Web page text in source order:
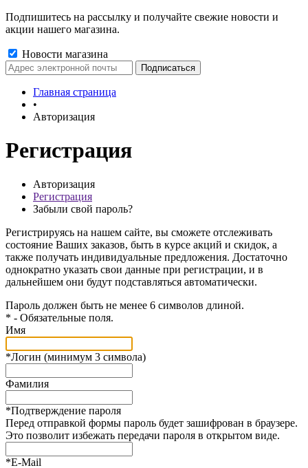
Подпишитесь на рассылку и получайте свежие новости и
акции нашего магазина.
Новости магазина
Главная страница
•
Авторизация
Регистрация
Авторизация
Регистрация
Забыли свой пароль?
Регистрируясь на нашем сайте, вы сможете отслеживать
состояние Ваших заказов, быть в курсе акций и скидок, а
также получать индивидуальные предложения. Достаточно
однократно указать свои данные при регистрации, и в
дальнейшем они будут подставляться автоматически.
Пароль должен быть не менее 6 символов длиной.
* - Обязательные поля.
Имя
*Логин (минимум 3 символа)
Фамилия
*Подтверждение пароля
Перед отправкой формы пароль будет зашифрован в браузере.
Это позволит избежать передачи пароля в открытом виде.
*E-Mail